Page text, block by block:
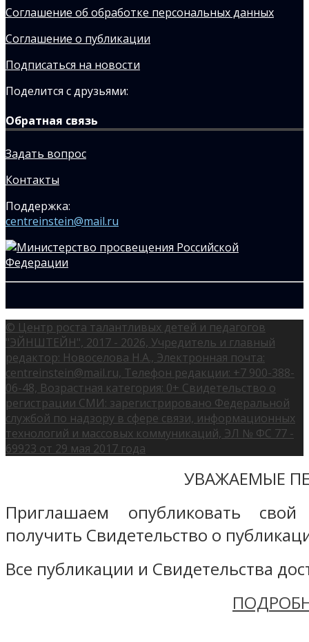
Соглашение об обработке персональных данных
Соглашение о публикации
Подписаться на новости
Поделится с друзьями:
Обратная связь
Задать вопрос
Контакты
Поддержка:
centreinstein@mail.ru
© Центр роста талантливых детей и педагогов
"ЭЙНШТЕЙН", 2017 - 2026, Учредитель и главный
редактор: Новоселова Н.А., Электронная почта:
centreinstein@mail.ru, Телефон редакции: +7 900-388-
06-48, Возрастная категория: 0+ Свидетельство о
регистрации СМИ: зарегистрировано Федеральной
службой по надзору в сфере связи, информационных
технологий и массовых коммуникаций, ЭЛ № ФС 77 -
69923 от 29 мая 2017 года
УВАЖАЕМЫЕ
Приглашаем опубликовать
получить Свидетельство о
Все публикации и Свидетельства